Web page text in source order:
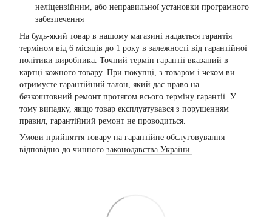
неліцензійним, або неправильної установки програмного
забезпечення
На будь-який товар в нашому магазині надається гарантія
терміном від 6 місяців до 1 року в залежності від гарантійної
політики виробника. Точний термін гарантії вказаний в
картці кожного товару. При покупці, з товаром і чеком ви
отримуєте гарантійний талон, який дає право на
безкоштовний ремонт протягом всього терміну гарантії. У
тому випадку, якщо товар експлуатувався з порушенням
правил, гарантійний ремонт не проводиться.
Умови прийняття товару на гарантійне обслуговування
відповідно до чинного законодавства України.